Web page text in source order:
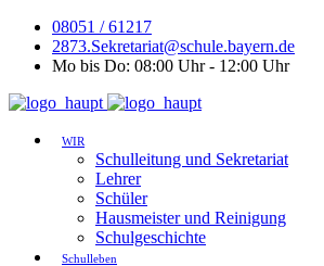
08051 / 61217
2873.Sekretariat@schule.bayern.de
Mo bis Do: 08:00 Uhr - 12:00 Uhr
WIR
Schulleitung und Sekretariat
Lehrer
Schüler
Hausmeister und Reinigung
Schulgeschichte
Schulleben